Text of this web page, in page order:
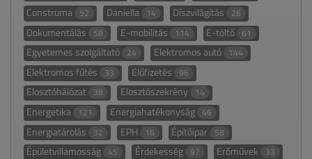
Construma 52 Daniella 14 Díszvilágítás 26
Dokumentálás 58 E-mobilitás 114 E-töltő 61
Egyetemes szolgáltató 24 Elektromos autó 144
Elektromos fűtés 33 Előfizetés 96
Elosztóhálózat 38 Elosztószekrény 14
Energetika 121 Energiahatékonyság 46
Energiatárolás 32 EPH 16 Építőipar 58
Épületvillamosság 45 Érdekesség 97 Erőművek 33